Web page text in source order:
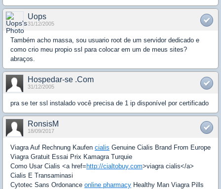
Uops
31/12/2005
Também acho massa, sou usuario root de um servidor dedicado e
como crio meu propio ssl para colocar em um de meus sites?
abraços.
Hospedar-se .Com
31/12/2005
pra se ter ssl instalado você precisa de 1 ip disponível por certificado
RonsisM
18/09/2017
Viagra Auf Rechnung Kaufen cialis Genuine Cialis Brand From Europe
Viagra Gratuit Essai Prix Kamagra Turquie
Como Usar Cialis <a href=http://cialtobuy.com>viagra cialis</a>
Cialis E Transaminasi
Cytotec Sans Ordonance online pharmacy Healthy Man Viagra Pills